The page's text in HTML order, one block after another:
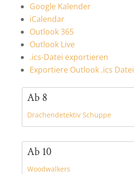
Google Kalender
iCalendar
Outlook 365
Outlook Live
.ics-Datei exportieren
Exportiere Outlook .ics Datei
Ab 8
Drachendetektiv Schuppe
Ab 10
Woodwalkers